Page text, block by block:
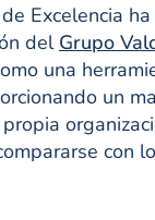
Excelencia
del Grupo
una
un
con